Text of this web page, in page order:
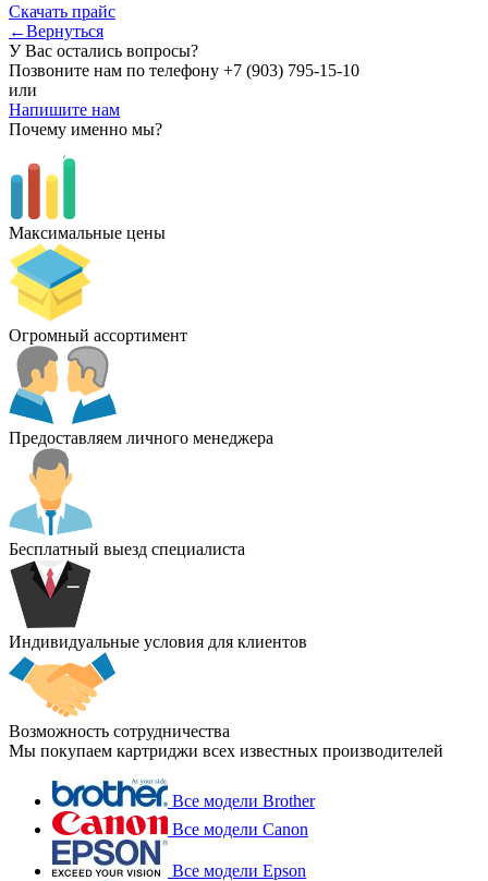
Скачать прайс
←Вернуться
У Вас остались вопросы?
Позвоните нам по телефону +7 (903) 795-15-10
или
Напишите нам
Почему именно мы?
Максимальные цены
Огромный ассортимент
Предоставляем личного менеджера
Бесплатный выезд специалиста
Индивидуальные условия для клиентов
Возможность сотрудничества
Мы покупаем картриджи всех известных производителей
Все модели Brother
Все модели Canon
Все модели Epson